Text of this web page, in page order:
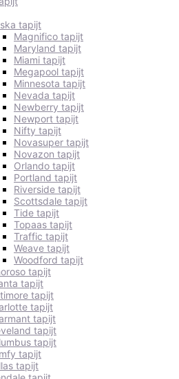
tapijt
Magnifico tapijt
Maryland tapijt
Miami tapijt
Megapool tapijt
Minnesota tapijt
Nevada tapijt
Newberry tapijt
Newport tapijt
Nifty tapijt
Novasuper tapijt
Novazon tapijt
Orlando tapijt
Portland tapijt
Riverside tapijt
Scottsdale tapijt
Tide tapijt
Topaas tapijt
Traffic tapijt
Weave tapijt
Woodford tapijt
tapijt
tapijt
tapijt
tapijt
tapijt
tapijt
tapijt
tapijt
tapijt